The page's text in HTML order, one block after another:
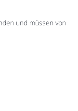
und müssen von